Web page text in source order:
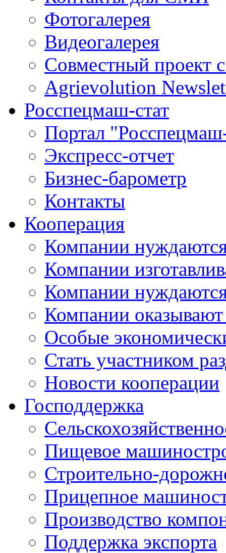
Фотогалерея
Видеогалерея
Совместный проект
Agrievolution
Росспецмаш-стат
Портал
Экспресс-отчет
Бизнес-барометр
Контакты
Кооперация
Компании
Компании
Компании
Компании оказывают
Особые
Стать участником
Новости кооперации
Господдержка
Пищевое
Строительно-
Прицепное
Производство
Поддержка экспорта